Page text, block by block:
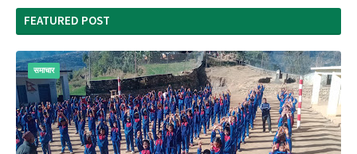
FEATURED POST
समाचार